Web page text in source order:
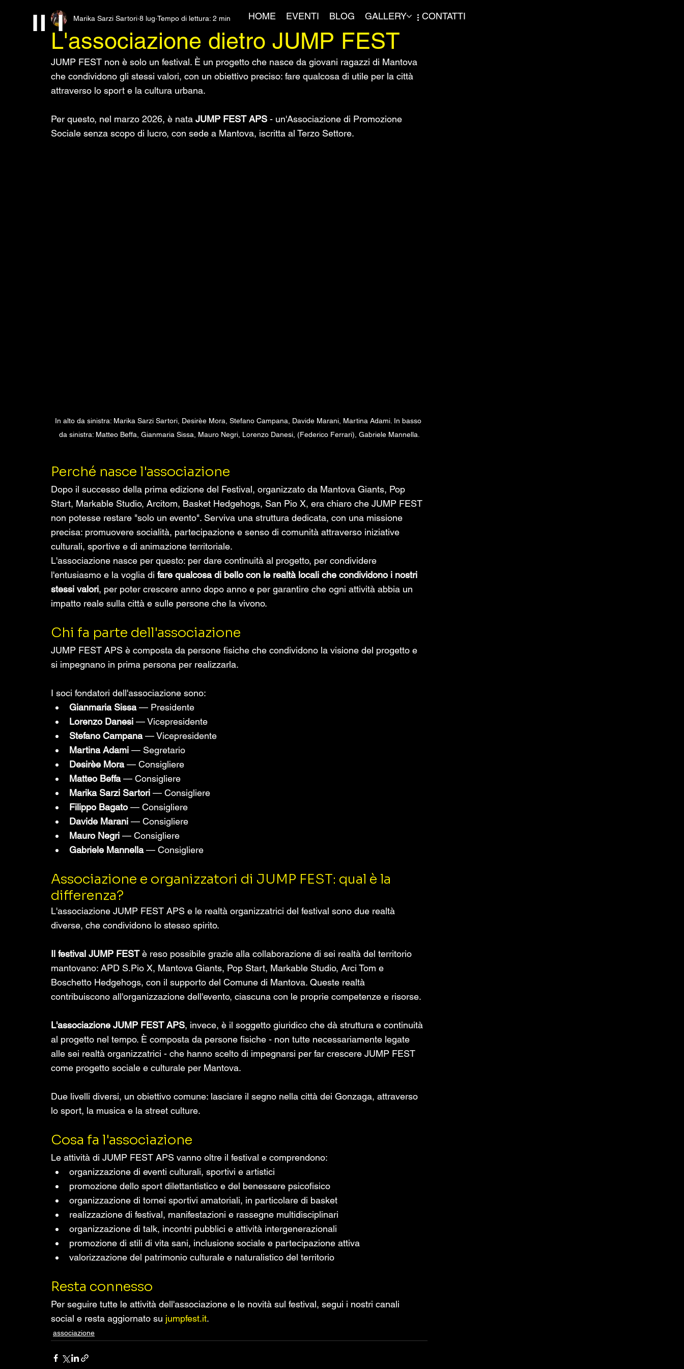
JU
MP
FES
HOME EVENTI BLOG GALLERY CONTATTI
L'associazione dietro JUMP FEST
Marika Sarzi Sartori 8 lug Tempo di lettura: 2 min
JUMP FEST non è solo un festival. È un progetto che nasce da giovani ragazzi di Mantova
che condividono gli stessi valori, con un obiettivo preciso: fare qualcosa di utile per la città
attraverso lo sport e la cultura urbana.
Per questo, nel marzo 2026, è nata JUMP FEST APS - un'Associazione di Promozione
Sociale senza scopo di lucro, con sede a Mantova, iscritta al Terzo Settore.
In alto da sinistra: Marika Sarzi Sartori, Desirèe Mora, Stefano Campana, Davide Marani, Martina Adami. In basso
da sinistra: Matteo Beffa, Gianmaria Sissa, Mauro Negri, Lorenzo Danesi, (Federico Ferrari), Gabriele Mannella.
Perché nasce l'associazione
Dopo il successo della prima edizione del Festival, organizzato da Mantova Giants, Pop
Start, Markable Studio, Arcitom, Basket Hedgehogs, San Pio X, era chiaro che JUMP FEST
non potesse restare "solo un evento". Serviva una struttura dedicata, con una missione
precisa: promuovere socialità, partecipazione e senso di comunità attraverso iniziative
culturali, sportive e di animazione territoriale.
L'associazione nasce per questo: per dare continuità al progetto, per condividere
l'entusiasmo e la voglia di fare qualcosa di bello con le realtà locali che condividono i nostri
stessi valori, per poter crescere anno dopo anno e per garantire che ogni attività abbia un
impatto reale sulla città e sulle persone che la vivono.
Chi fa parte dell'associazione
JUMP FEST APS è composta da persone fisiche che condividono la visione del progetto e
si impegnano in prima persona per realizzarla.
I soci fondatori dell'associazione sono:
Gianmaria Sissa — Presidente
Lorenzo Danesi — Vicepresidente
Stefano Campana — Vicepresidente
Martina Adami — Segretario
Desirèe Mora — Consigliere
Matteo Beffa — Consigliere
Marika Sarzi Sartori — Consigliere
Filippo Bagato — Consigliere
Davide Marani — Consigliere
Mauro Negri — Consigliere
Gabriele Mannella — Consigliere
Associazione e organizzatori di JUMP FEST: qual è la
differenza?
L'associazione JUMP FEST APS e le realtà organizzatrici del festival sono due realtà
diverse, che condividono lo stesso spirito.
Il festival JUMP FEST è reso possibile grazie alla collaborazione di sei realtà del territorio
mantovano: APD S.Pio X, Mantova Giants, Pop Start, Markable Studio, Arci Tom e
Boschetto Hedgehogs, con il supporto del Comune di Mantova. Queste realtà
contribuiscono all'organizzazione dell'evento, ciascuna con le proprie competenze e risorse.
L'associazione JUMP FEST APS, invece, è il soggetto giuridico che dà struttura e continuità
al progetto nel tempo. È composta da persone fisiche - non tutte necessariamente legate
alle sei realtà organizzatrici - che hanno scelto di impegnarsi per far crescere JUMP FEST
come progetto sociale e culturale per Mantova.
Due livelli diversi, un obiettivo comune: lasciare il segno nella città dei Gonzaga, attraverso
lo sport, la musica e la street culture.
Cosa fa l'associazione
Le attività di JUMP FEST APS vanno oltre il festival e comprendono:
organizzazione di eventi culturali, sportivi e artistici
promozione dello sport dilettantistico e del benessere psicofisico
organizzazione di tornei sportivi amatoriali, in particolare di basket
realizzazione di festival, manifestazioni e rassegne multidisciplinari
organizzazione di talk, incontri pubblici e attività intergenerazionali
promozione di stili di vita sani, inclusione sociale e partecipazione attiva
valorizzazione del patrimonio culturale e naturalistico del territorio
Resta connesso
Per seguire tutte le attività dell'associazione e le novità sul festival, segui i nostri canali
social e resta aggiornato su jumpfest.it.
associazione